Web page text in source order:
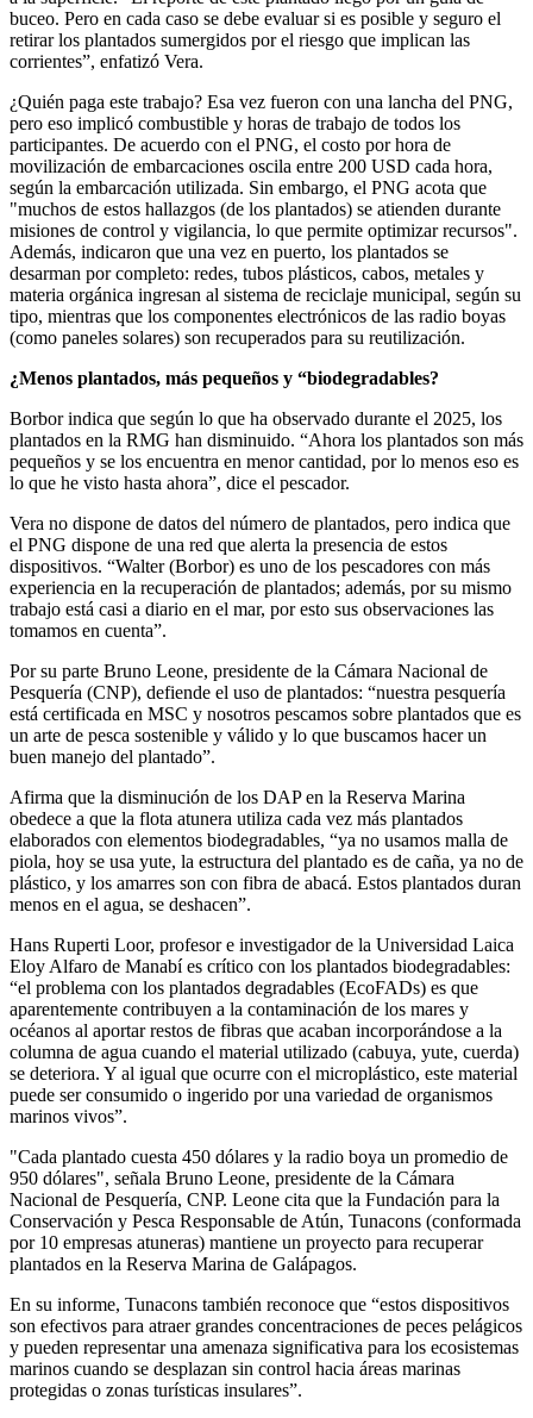
buceo. Pero en cada caso se debe evaluar si es posible y seguro el
retirar los plantados sumergidos por el riesgo que implican las
corrientes”, enfatizó Vera.
¿Quién paga este trabajo? Esa vez fueron con una lancha del PNG,
pero eso implicó combustible y horas de trabajo de todos los
participantes. De acuerdo con el PNG, el costo por hora de
movilización de embarcaciones oscila entre 200 USD cada hora,
según la embarcación utilizada. Sin embargo, el PNG acota que
"muchos de estos hallazgos (de los plantados) se atienden durante
misiones de control y vigilancia, lo que permite optimizar recursos".
Además, indicaron que una vez en puerto, los plantados se
desarman por completo: redes, tubos plásticos, cabos, metales y
materia orgánica ingresan al sistema de reciclaje municipal, según su
tipo, mientras que los componentes electrónicos de las radio boyas
(como paneles solares) son recuperados para su reutilización.
¿Menos plantados, más pequeños y “biodegradables?
Borbor indica que según lo que ha observado durante el 2025, los
plantados en la RMG han disminuido. “Ahora los plantados son más
pequeños y se los encuentra en menor cantidad, por lo menos eso es
lo que he visto hasta ahora”, dice el pescador.
Vera no dispone de datos del número de plantados, pero indica que
el PNG dispone de una red que alerta la presencia de estos
dispositivos. “Walter (Borbor) es uno de los pescadores con más
experiencia en la recuperación de plantados; además, por su mismo
trabajo está casi a diario en el mar, por esto sus observaciones las
tomamos en cuenta”.
Por su parte Bruno Leone, presidente de la Cámara Nacional de
Pesquería (CNP), defiende el uso de plantados: “nuestra pesquería
está certificada en MSC y nosotros pescamos sobre plantados que es
un arte de pesca sostenible y válido y lo que buscamos hacer un
buen manejo del plantado”.
Afirma que la disminución de los DAP en la Reserva Marina
obedece a que la flota atunera utiliza cada vez más plantados
elaborados con elementos biodegradables, “ya no usamos malla de
piola, hoy se usa yute, la estructura del plantado es de caña, ya no de
plástico, y los amarres son con fibra de abacá. Estos plantados duran
menos en el agua, se deshacen”.
Hans Ruperti Loor, profesor e investigador de la Universidad Laica
Eloy Alfaro de Manabí es crítico con los plantados biodegradables:
“el problema con los plantados degradables (EcoFADs) es que
aparentemente contribuyen a la contaminación de los mares y
océanos al aportar restos de fibras que acaban incorporándose a la
columna de agua cuando el material utilizado (cabuya, yute, cuerda)
se deteriora. Y al igual que ocurre con el microplástico, este material
puede ser consumido o ingerido por una variedad de organismos
marinos vivos”.
"Cada plantado cuesta 450 dólares y la radio boya un promedio de
950 dólares", señala Bruno Leone, presidente de la Cámara
Nacional de Pesquería, CNP. Leone cita que la Fundación para la
Conservación y Pesca Responsable de Atún, Tunacons (conformada
por 10 empresas atuneras) mantiene un proyecto para recuperar
plantados en la Reserva Marina de Galápagos.
En su informe, Tunacons también reconoce que “estos dispositivos
son efectivos para atraer grandes concentraciones de peces pelágicos
y pueden representar una amenaza significativa para los ecosistemas
marinos cuando se desplazan sin control hacia áreas marinas
protegidas o zonas turísticas insulares”.